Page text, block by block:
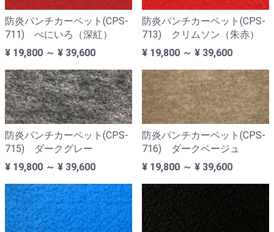
防炎パンチカーペット(CPS-
711) べにいろ（深紅）
¥ 19,800 ～ ¥ 39,600
防炎パンチカーペット(CPS-
713) クリムソン（朱赤）
¥ 19,800 ～ ¥ 39,600
防炎パンチカーペット(CPS-
715) ダークグレー
¥ 19,800 ～ ¥ 39,600
防炎パンチカーペット(CPS-
716) ダークベージュ
¥ 19,800 ～ ¥ 39,600